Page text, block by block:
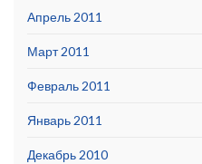
Апрель 2011
Март 2011
Февраль 2011
Январь 2011
Декабрь 2010